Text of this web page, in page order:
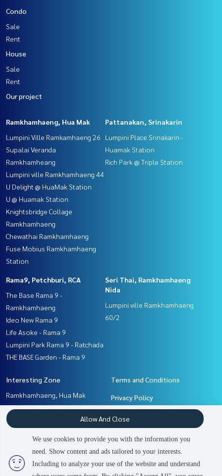
2 people are viewing
Condo
Sale
Rent
House
Sale
Rent
Our project
Ramkhamhaeng, Hua Mak
Lumpini Ville Ramkamhaeng 26
Supalai Veranda
Ramkhamheang
Lumpini ville Ramkhamhaeng 44
U Delight @ HuaMak Station
U @ Huamak Station
Knightsbridge Collage
Ramkhamhaeng
Chewathai Ramkhamhaeng
Fuse Mobius Ramkhamhaeng
Station
Pattanakan, Srinakarin
Lumpini Place Srinakarin -
Huamak Station
Rich Park @ Triple Station
Rama9, Petchburi, RCA
The Base Rama 9 -
Ramkhamhaeng
Ideo New Rama 9
Life Asoke - Rama 9
Lumpini Park Rama 9 - Ratchada
THE BASE Garden - Rama 9
Seri Thai, Ramkhamhaeng
Nida
Lumpini ville Ramkhamhaeng
60/2
Interesting Zone
Ramkhamhaeng, Hua Mak
Pattanakan, Srinakarin
Rama9, Petchburi, RCA
Terms and Conditions
Privacy Policy
About us
Contact
We use cookies to provide you with the information you
need. Show content and ads tailored to your interests.
Including to analyze your use of the website and understand
Allow And Close